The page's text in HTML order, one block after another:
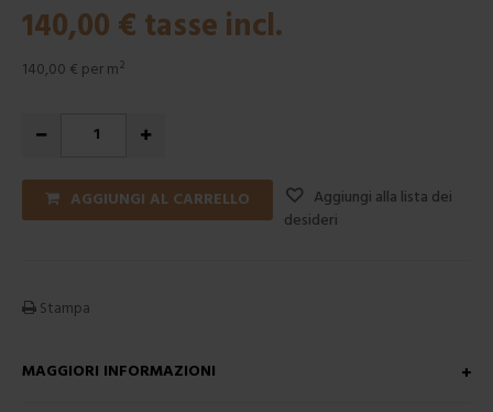
140,00 € tasse incl.
140,00 € per m²
AGGIUNGI AL CARRELLO
Aggiungi alla lista dei
desideri
Stampa
MAGGIORI INFORMAZIONI